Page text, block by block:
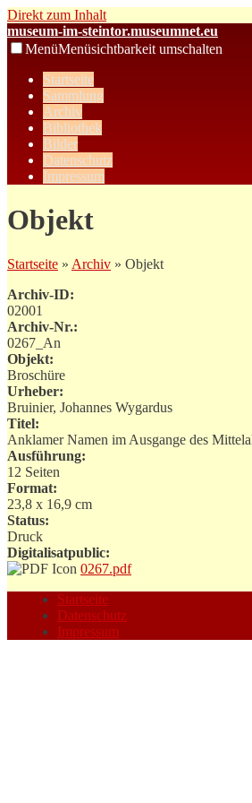
Direkt zum Inhalt
museum-im-steintor.museumnet.eu
MenüMenüsichtbarkeit umschalten
Startseite
Sammlung
Archiv
Bibliothek
Bilder
Datenschutz
Impressum
Objekt
Startseite » Archiv » Objekt
Archiv-ID:
02001
Archiv-Nr.:
0267_An
Objekt:
Broschüre
Urheber:
Bruinier, Johannes Wygardus
Titel:
Anklamer Namen im Ausgange des
Ausführung:
12 Seiten
Format:
23,8 x 16,9 cm
Status:
Druck
Digitalisatpublic:
0267.pdf
Startseite
Datenschutz
Impressum